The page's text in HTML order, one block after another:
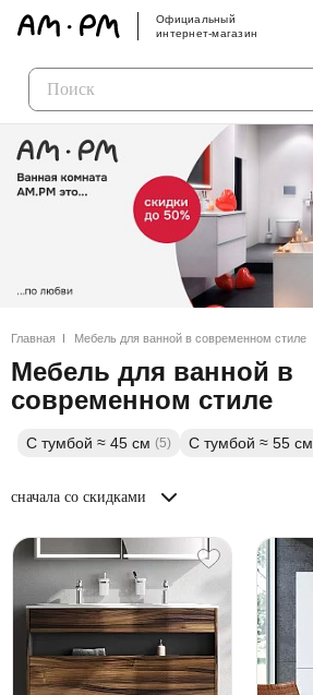
Официальный
интернет-магазин
Главная Мебель для ванной в современном стиле
Мебель для ванной в
современном стиле
С тумбой ≈ 45 см (5) С тумбой ≈ 55 см
сначала со скидками